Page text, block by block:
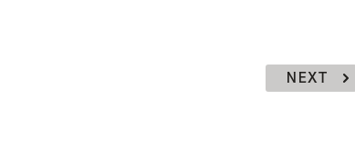
NEXT